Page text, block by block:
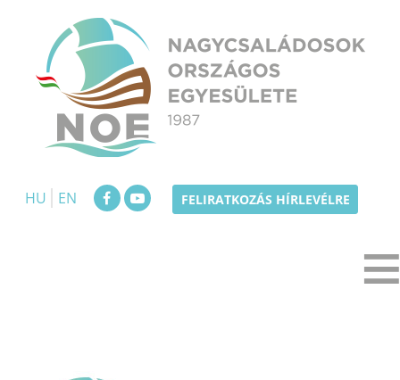
content
HU
EN FELIRATKOZÁS HÍRLEVÉLRE